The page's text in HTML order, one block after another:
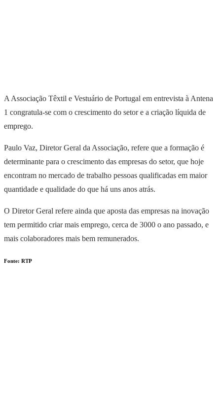
A Associação Têxtil e Vestuário de Portugal em entrevista à Antena
1 congratula-se com o crescimento do setor e a criação líquida de
emprego.
Paulo Vaz, Diretor Geral da Associação, refere que a formação é
determinante para o crescimento das empresas do setor, que hoje
encontram no mercado de trabalho pessoas qualificadas em maior
quantidade e qualidade do que há uns anos atrás.
O Diretor Geral refere ainda que aposta das empresas na inovação
tem permitido criar mais emprego, cerca de 3000 o ano passado, e
mais colaboradores mais bem remunerados.
Fonte: RTP